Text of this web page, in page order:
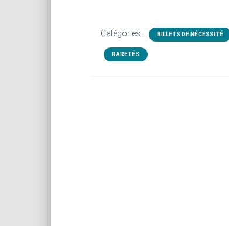
Catégories : BILLETS DE NÉCESSITÉ
RARETÉS